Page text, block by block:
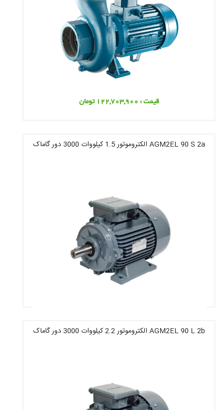
قیمت : 122,703,900 تومان
AGM2EL 90 S 2a الکتروموتور 1.5 کیلووات 3000 دور گاماک
AGM2EL 90 L 2b الکتروموتور 2.2 کیلووات 3000 دور گاماک